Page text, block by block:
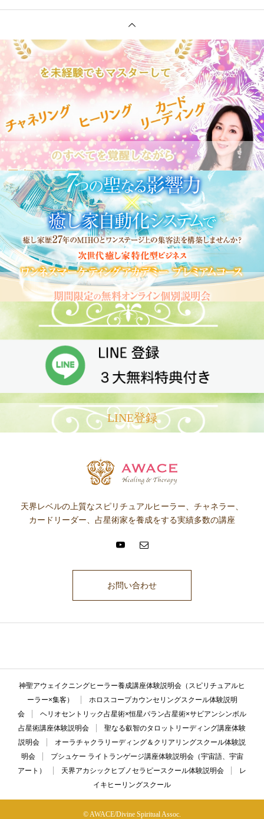
LINE登録
天界レベルの上質なスピリチュアルヒーラー、チャネラー、
カードリーダー、占星術家を養成をする実績多数の講座
お問い合わせ
神聖アウェイクニングヒーラー養成講座体験説明会（スピリチュアルヒ
ーラー×集客）
ホロスコープカウンセリングスクール体験説明
会
ヘリオセントリック占星術×恒星パラン占星術×サビアンシンボル
占星術講座体験説明会
聖なる叡智のタロットリーディング講座体験
説明会
オーラチャクラリーディング＆クリアリングスクール体験説
明会
プシュケー ライトランゲージ講座体験説明会（宇宙語、宇宙
アート）
天界アカシックヒプノセラピースクール体験説明会
レ
イキヒーリングスクール
© AWACE/Divine Spiritual Assoc.